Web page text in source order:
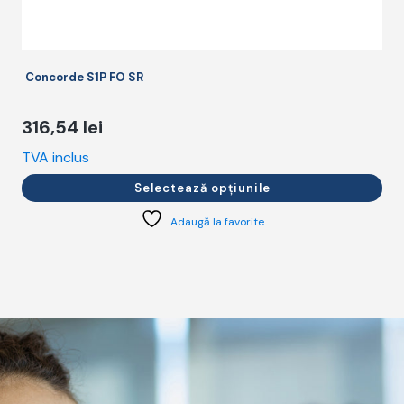
Concorde S1P FO SR
316,54 lei
TVA inclus
Selectează opțiunile
Adaugă la favorite